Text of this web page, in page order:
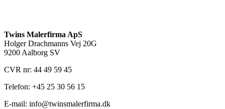
Twins Malerfirma ApS
Holger Drachmanns Vej 20G
9200 Aalborg SV
CVR nr: 44 49 59 45
Telefon: +45 25 30 56 15
E-mail: info@twinsmalerfirma.dk